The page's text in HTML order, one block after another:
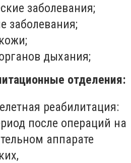
заболевания;
заболевания;
дыхания;
отделения:
реабилитация:
после операций на
аппарате